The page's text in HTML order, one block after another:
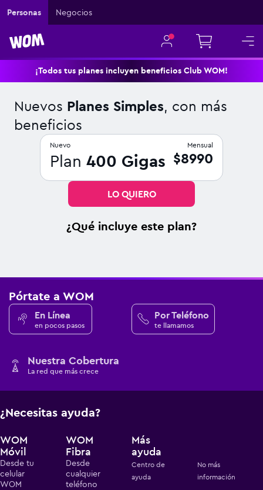
Personas Negocios
¡Todos tus planes incluyen beneficios Club WOM!
Nuevos Planes Simples, con más
beneficios
Nuevo
Plan 400 Gigas
Mensual
$8990
LO QUIERO
¿Qué incluye este plan?
Pórtate a WOM
En Línea
en pocos pasos
Por Teléfono
te llamamos
Nuestra Cobertura
La red que más crece
¿Necesitas ayuda?
WOM
Móvil
Desde tu
celular
WOM
WOM
Fibra
Desde
cualquier
teléfono
Más
ayuda
Centro de
ayuda
No más
información